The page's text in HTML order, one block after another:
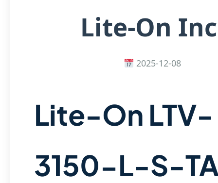
Lite-On
2025-12-08
Lite-On LTV-
3150-L-S-